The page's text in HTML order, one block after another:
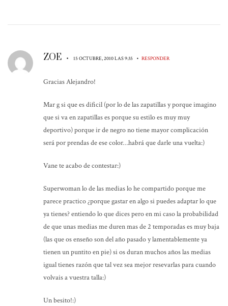
ZOE • 15 OCTUBRE, 2010 LAS 9:35 • RESPONDER
Gracias Alejandro!
Mar g si que es dificil (por lo de las zapatillas y porque imagino
que si va en zapatillas es porque su estilo es muy muy
deportivo) porque ir de negro no tiene mayor complicación
será por prendas de ese color…habrá que darle una vuelta:)
Vane te acabo de contestar:)
Superwoman lo de las medias lo he compartido porque me
parece practico ¿porque gastar en algo si puedes adaptar lo que
ya tienes? entiendo lo que dices pero en mi caso la probabilidad
de que unas medias me duren mas de 2 temporadas es muy baja
(las que os enseño son del año pasado y lamentablemente ya
tienen un puntito en pie) si os duran muchos años las medias
igual tienes razón que tal vez sea mejor resevarlas para cuando
volvais a vuestra talla:)
Un besito!:)